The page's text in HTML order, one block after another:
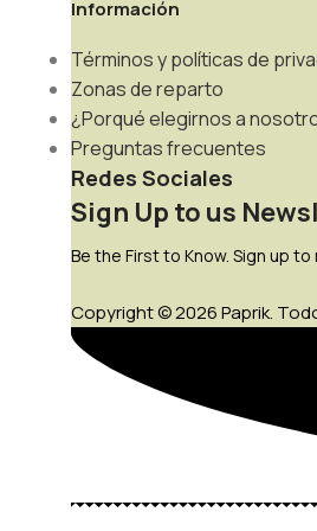
Información
Términos y políticas de
Zonas de reparto
¿Porqué elegirnos a
Preguntas frecuentes
Redes Sociales
Sign Up to us
Be the First to Know. Sign up
Copyright © 2026 Paprik.